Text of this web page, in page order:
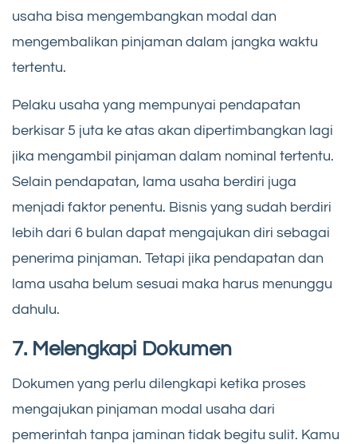
usaha bisa mengembangkan modal dan
mengembalikan pinjaman dalam jangka waktu
tertentu.
Pelaku usaha yang mempunyai pendapatan
berkisar 5 juta ke atas akan dipertimbangkan lagi
jika mengambil pinjaman dalam nominal tertentu.
Selain pendapatan, lama usaha berdiri juga
menjadi faktor penentu. Bisnis yang sudah berdiri
lebih dari 6 bulan dapat mengajukan diri sebagai
penerima pinjaman. Tetapi jika pendapatan dan
lama usaha belum sesuai maka harus menunggu
dahulu.
7. Melengkapi Dokumen
Dokumen yang perlu dilengkapi ketika proses
mengajukan pinjaman modal usaha dari
pemerintah tanpa jaminan tidak begitu sulit. Kamu